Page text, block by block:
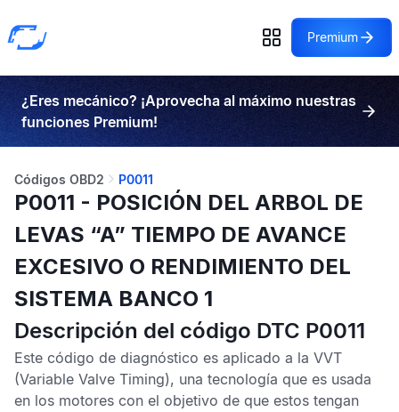
Premium
¿Eres mecánico? ¡Aprovecha al máximo nuestras
funciones Premium!
Códigos OBD2 P0011
P0011 - POSICIÓN DEL ARBOL DE
LEVAS “A” TIEMPO DE AVANCE
EXCESIVO O RENDIMIENTO DEL
SISTEMA BANCO 1
Descripción del código DTC P0011
Este código de diagnóstico es aplicado a la VVT
(Variable Valve Timing), una tecnología que es usada
en los motores con el objetivo de que estos tengan